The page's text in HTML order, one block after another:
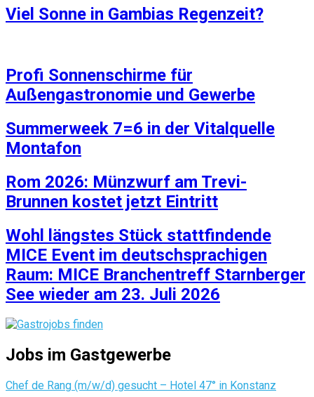
Viel Sonne in Gambias Regenzeit?
Profi Sonnenschirme für
Außengastronomie und Gewerbe
Summerweek 7=6 in der Vitalquelle
Montafon
Rom 2026: Münzwurf am Trevi-
Brunnen kostet jetzt Eintritt
Wohl längstes Stück stattfindende
MICE Event im deutschsprachigen
Raum: MICE Branchentreff Starnberger
See wieder am 23. Juli 2026
Jobs im Gastgewerbe
Chef de Rang (m/w/d) gesucht – Hotel 47° in Konstanz